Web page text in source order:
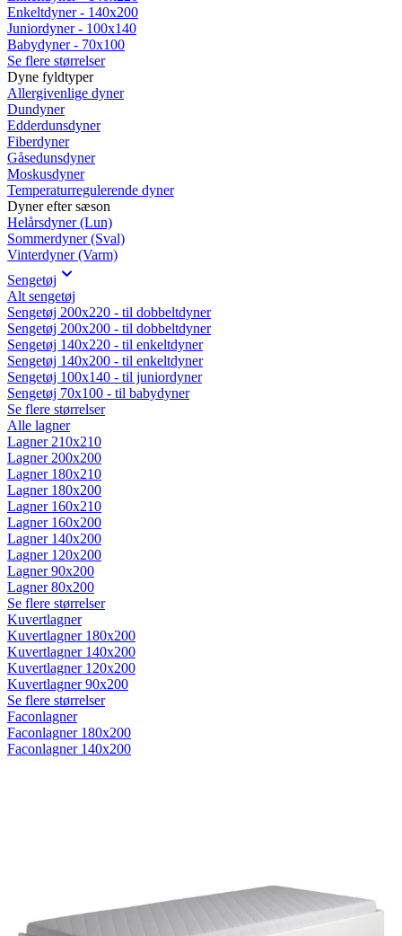
Enkeltdyner - 140x200
Juniordyner - 100x140
Babydyner - 70x100
Se flere størrelser
Dyne fyldtyper
Allergivenlige dyner
Dundyner
Edderdunsdyner
Fiberdyner
Gåsedunsdyner
Moskusdyner
Temperaturregulerende dyner
Dyner efter sæson
Helårsdyner (Lun)
Sommerdyner (Sval)
Vinterdyner (Varm)
Sengetøj
Alt sengetøj
Sengetøj 200x220 - til dobbeltdyner
Sengetøj 200x200 - til dobbeltdyner
Sengetøj 140x220 - til enkeltdyner
Sengetøj 140x200 - til enkeltdyner
Sengetøj 100x140 - til juniordyner
Sengetøj 70x100 - til babydyner
Se flere størrelser
Alle lagner
Lagner 210x210
Lagner 200x200
Lagner 180x210
Lagner 180x200
Lagner 160x210
Lagner 160x200
Lagner 140x200
Lagner 120x200
Lagner 90x200
Lagner 80x200
Se flere størrelser
Kuvertlagner
Kuvertlagner 180x200
Kuvertlagner 140x200
Kuvertlagner 120x200
Kuvertlagner 90x200
Se flere størrelser
Faconlagner
Faconlagner 180x200
Faconlagner 140x200
Rullemadrasser
Rullemadrasser 180x200